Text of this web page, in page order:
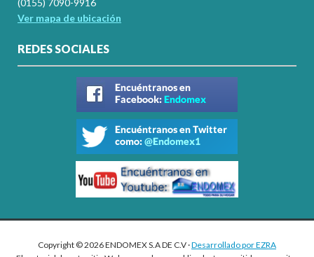
(0155) 7090-9916
Ver mapa de ubicación
REDES SOCIALES
Copyright © 2026 ENDOMEX S.A DE C.V ·Desarrollado por EZRA